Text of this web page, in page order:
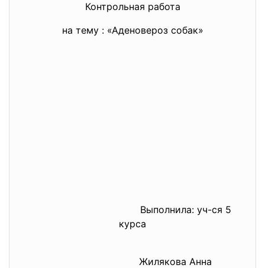
Контрольная работа
на тему : «Аденовероз собак»
Выполнила: уч-ся 5
курса
Жилякова Анна